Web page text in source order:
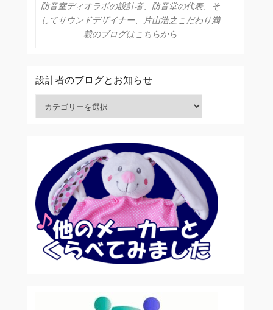
防音室ディオラボの設計者、防音堂の代表、そ
してサウンドデザイナー、片山浩之こだわり満
載のブログはこちらから
設計者のブログとお知らせ